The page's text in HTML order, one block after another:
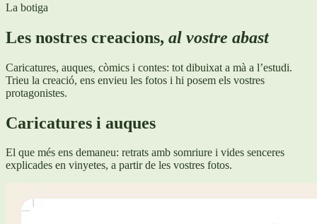
La botiga
Les nostres creacions, al vostre abast
Caricatures, auques, còmics i contes: tot dibuixat a mà a l’estudi.
Trieu la creació, ens envieu les fotos i hi posem els vostres
protagonistes.
Caricatures i auques
El que més ens demaneu: retrats amb somriure i vides senceres
explicades en vinyetes, a partir de les vostres fotos.